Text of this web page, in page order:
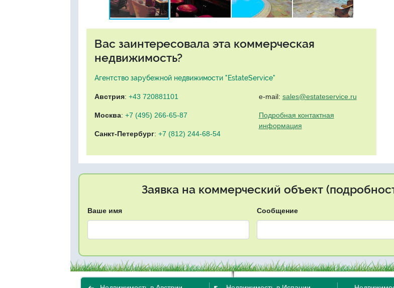
Вас заинтересовала эта коммерческая
недвижимость?
Агентство зарубежной недвижимости "EstateService"
Австрия: +43 720881101
Москва: +7 (495) 266-65-87
Санкт-Петербург: +7 (812) 244-68-54
e-mail: sales@estateservice.ru
Подробная контактная
информация
Заявка на коммерческий объект
Ваше имя Сообщение